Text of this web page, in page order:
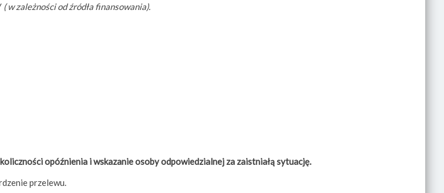
w zależności od źródła finansowania).
opóźnienia i wskazanie osoby odpowiedzialnej za zaistniałą sytuację.
przelewu.